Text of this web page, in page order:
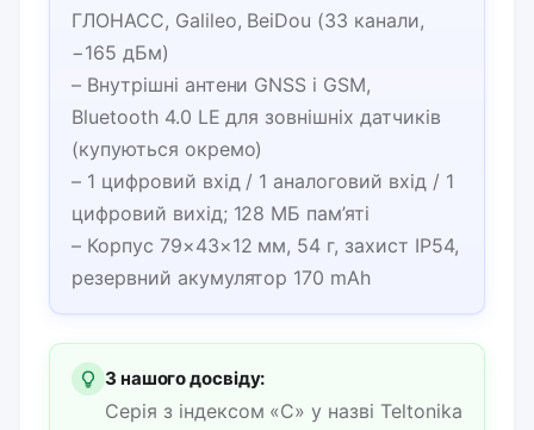
ГЛОНАСС, Galileo, BeiDou (33 канали,
−165 дБм)
– Внутрішні антени GNSS і GSM,
Bluetooth 4.0 LE для зовнішніх датчиків
(купуються окремо)
– 1 цифровий вхід / 1 аналоговий вхід / 1
цифровий вихід; 128 МБ пам’яті
– Корпус 79×43×12 мм, 54 г, захист IP54,
резервний акумулятор 170 mAh
З нашого досвіду:
Серія з індексом «C» у назві Teltonika